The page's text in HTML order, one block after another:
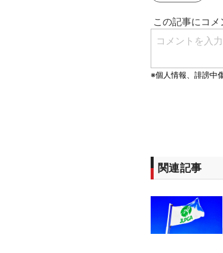
関連記事